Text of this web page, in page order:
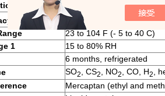
0.2 ppm TWA, 5 ppm S
± 20% (mean CV 8.6%)
23 to 104 F (- 5 to 40 C)
1
15 to 80% RH
6 months, refrigerated
SO2 , CS2 , NO2 , CO, H2
,
Mercaptan (ethyl and